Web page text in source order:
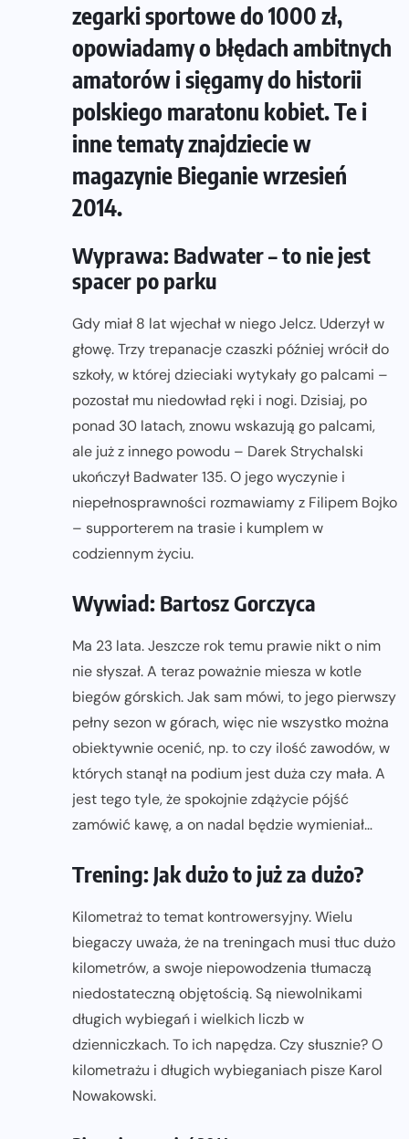
zegarki sportowe do 1000 zł,
opowiadamy o błędach ambitnych
amatorów i sięgamy do historii
polskiego maratonu kobiet. Te i
inne tematy znajdziecie w
magazynie Bieganie wrzesień
2014.
Wyprawa: Badwater – to nie jest
spacer po parku
Gdy miał 8 lat wjechał w niego Jelcz. Uderzył w
głowę. Trzy trepanacje czaszki później wrócił do
szkoły, w której dzieciaki wytykały go palcami –
pozostał mu niedowład ręki i nogi. Dzisiaj, po
ponad 30 latach, znowu wskazują go palcami,
ale już z innego powodu – Darek Strychalski
ukończył Badwater 135. O jego wyczynie i
niepełnosprawności rozmawiamy z Filipem Bojko
– supporterem na trasie i kumplem w
codziennym życiu.
Wywiad: Bartosz Gorczyca
Ma 23 lata. Jeszcze rok temu prawie nikt o nim
nie słyszał. A teraz poważnie miesza w kotle
biegów górskich. Jak sam mówi, to jego pierwszy
pełny sezon w górach, więc nie wszystko można
obiektywnie ocenić, np. to czy ilość zawodów, w
których stanął na podium jest duża czy mała. A
jest tego tyle, że spokojnie zdążycie pójść
zamówić kawę, a on nadal będzie wymieniał…
Trening: Jak dużo to już za dużo?
Kilometraż to temat kontrowersyjny. Wielu
biegaczy uważa, że na treningach musi tłuc dużo
kilometrów, a swoje niepowodzenia tłumaczą
niedostateczną objętością. Są niewolnikami
długich wybiegań i wielkich liczb w
dzienniczkach. To ich napędza. Czy słusznie? O
kilometrażu i długich wybieganiach pisze Karol
Nowakowski.